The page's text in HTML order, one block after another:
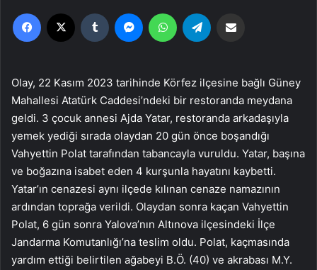
Facebook Tumblr MessengerWhatsApp
Olay, 22 Kasım 2023 tarihinde Körfez ilçesine bağlı Güney
Mahallesi Atatürk Caddesi’ndeki bir restoranda meydana
geldi. 3 çocuk annesi Ajda Yatar, restoranda arkadaşıyla
yemek yediği sırada olaydan 20 gün önce boşandığı
Vahyettin Polat tarafından tabancayla vuruldu. Yatar, başına
ve boğazına isabet eden 4 kurşunla hayatını kaybetti.
Yatar’ın cenazesi aynı ilçede kılınan cenaze namazının
ardından toprağa verildi. Olaydan sonra kaçan Vahyettin
Polat, 6 gün sonra Yalova’nın Altınova ilçesindeki İlçe
Jandarma Komutanlığı’na teslim oldu. Polat, kaçmasında
yardım ettiği belirtilen ağabeyi B.Ö. (40) ve akrabası M.Y.